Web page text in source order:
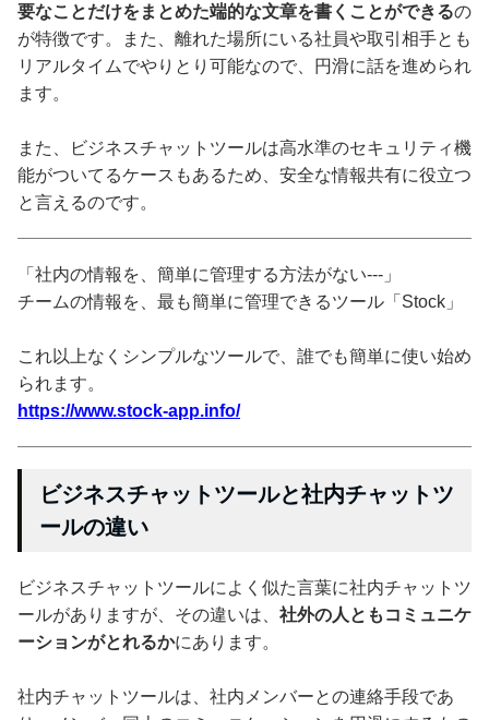
要なことだけをまとめた端的な文章を書くことができるの
が特徴です。また、離れた場所にいる社員や取引相手とも
リアルタイムでやりとり可能なので、円滑に話を進められ
ます。
また、ビジネスチャットツールは高水準のセキュリティ機
能がついてるケースもあるため、安全な情報共有に役立つ
と言えるのです。
「社内の情報を、簡単に管理する方法がない---」
チームの情報を、最も簡単に管理できるツール「Stock」
これ以上なくシンプルなツールで、誰でも簡単に使い始め
られます。
https://www.stock-app.info/
ビジネスチャットツールと社内チャットツ
ールの違い
ビジネスチャットツールによく似た言葉に社内チャットツ
ールがありますが、その違いは、 社外の人ともコミュニケ
ーションがとれるかにあります。
社内チャットツールは、社内メンバーとの連絡手段であ